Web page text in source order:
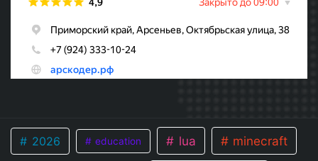
2026 education lua minecraft